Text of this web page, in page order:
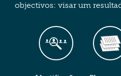
objectivos: visar um